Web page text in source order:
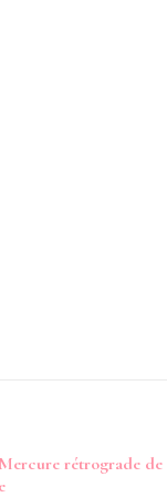
rétrograde de